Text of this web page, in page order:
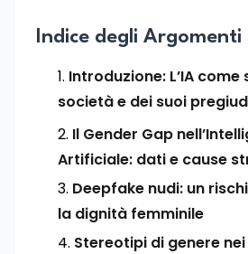
Indice degli Argomenti
Introduzione: L’IA
società e dei suoi
Il Gender Gap
Artificiale: dati e cause
Deepfake nudi: un
la dignità femminile
Stereotipi di genere